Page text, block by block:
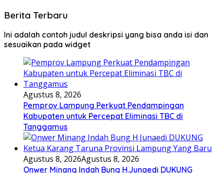
Berita Terbaru
Ini adalah contoh judul deskripsi yang bisa anda isi dan
sesuaikan pada widget
Agustus 8, 2026
Pemprov Lampung Perkuat Pendampingan
Kabupaten untuk Percepat Eliminasi TBC di
Tanggamus
Agustus 8, 2026Agustus 8, 2026
Onwer Minang Indah Bung H.Junaedi DUKUNG